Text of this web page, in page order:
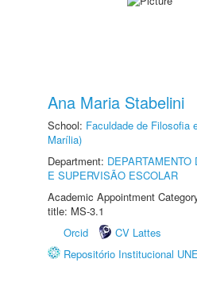
Ana Maria Stabelini
School: Faculdade de Filosofia
Marília)
Department:
E SUPERVISÃO ESCOLAR
Academic Appointment
title: MS-3.1
Orcid
CV Lattes
Repositório Institucional